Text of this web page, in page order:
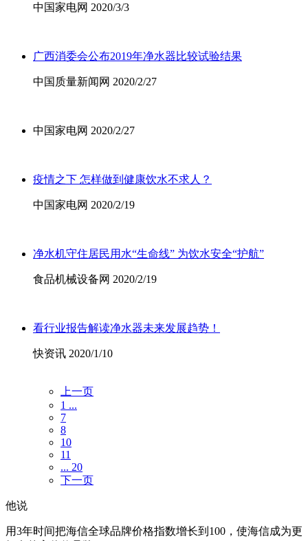
中国家电网 2020/3/3
广西消委会公布2019年净水器比较试验结果
中国质量新闻网 2020/2/27
中国家电网 2020/2/27
疫情之下 怎样做到健康饮水不求人？
中国家电网 2020/2/19
净水机守住居民用水“生命线” 为饮水安全“护航”
食品机械设备网 2020/2/19
看行业报告解读净水器未来发展趋势！
快资讯 2020/1/10
上一页
1 ...
7
8
10
11
... 20
下一页
他说
用3年时间把海信全球品牌价格指数增长到100，使海信成为更